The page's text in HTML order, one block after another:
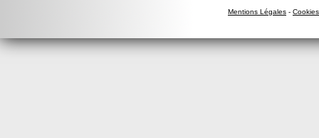
Mentions Légales - Cookies